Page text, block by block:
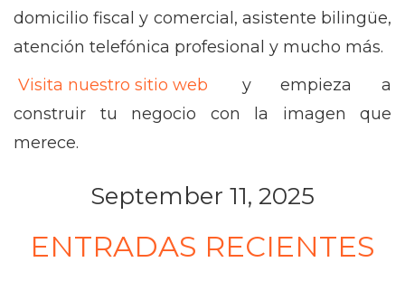
domicilio fiscal y comercial, asistente bilingüe,
atención telefónica profesional y mucho más.
Visita nuestro sitio web
y empieza a
construir tu negocio con la imagen que
merece.
September 11, 2025
ENTRADAS RECIENTES